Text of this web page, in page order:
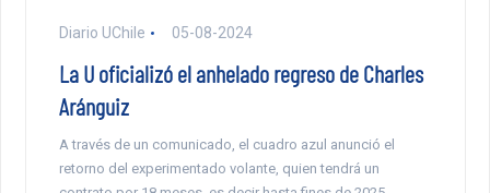
Diario UChile 05-08-2024
La U oficializó el anhelado regreso de Charles
Aránguiz
A través de un comunicado, el cuadro azul anunció el
retorno del experimentado volante, quien tendrá un